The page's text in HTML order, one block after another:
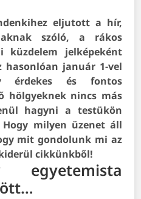
eljutott a hír,
szóló, a rákos
küzdelem jelképeként
hasonlóan január 1-vel
érdekes és fontos
hölgyeknek nincs más
hagyni a testükön
Hogy milyen üzenet áll
mit gondolunk mi az
cikkünkből!